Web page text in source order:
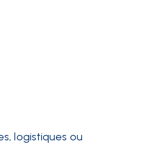
logistiques ou